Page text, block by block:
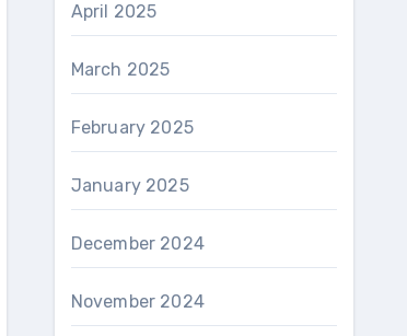
April 2025
March 2025
February 2025
January 2025
December 2024
November 2024